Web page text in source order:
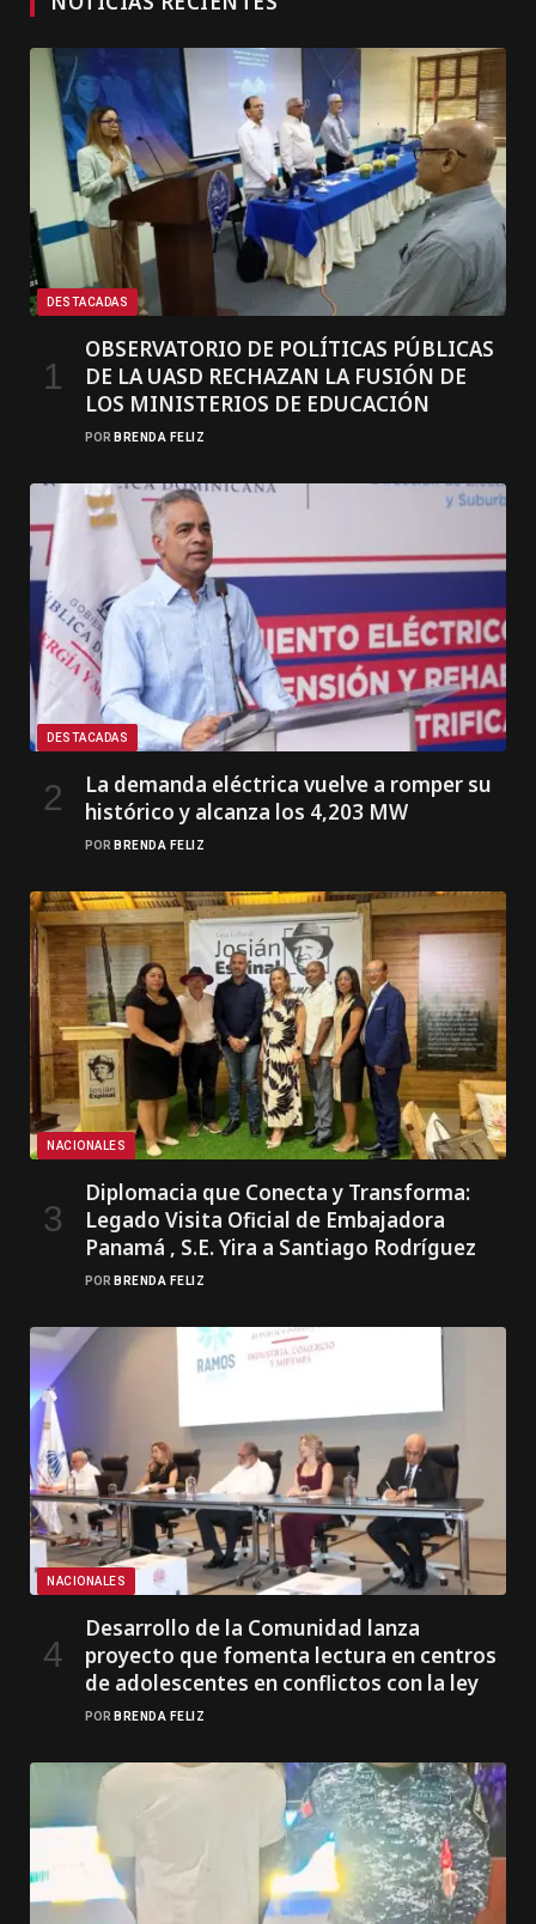
DESTACADAS
OBSERVATORIO DE POLÍTICAS PÚBLICAS
DE LA UASD RECHAZAN LA FUSIÓN DE
LOS MINISTERIOS DE EDUCACIÓN
POR BRENDA FELIZ
DESTACADAS
La demanda eléctrica vuelve a romper su
histórico y alcanza los 4,203 MW
POR BRENDA FELIZ
NACIONALES
Diplomacia que Conecta y Transforma:
Legado Visita Oficial de Embajadora
Panamá , S.E. Yira a Santiago Rodríguez
POR BRENDA FELIZ
NACIONALES
Desarrollo de la Comunidad lanza
proyecto que fomenta lectura en centros
de adolescentes en conflictos con la ley
POR BRENDA FELIZ